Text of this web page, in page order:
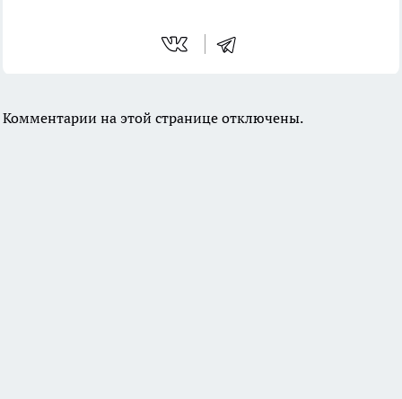
Комментарии на этой странице отключены.